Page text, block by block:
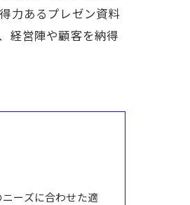
力あるプレゼン資料
経営陣や顧客を納得
ーズに合わせた適